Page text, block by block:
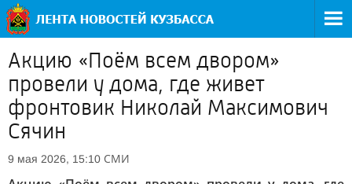
Акцию «Поём всем двором»
провели у дома, где живет
фронтовик Николай Максимович
Сячин
9 мая 2026, 15:10 СМИ